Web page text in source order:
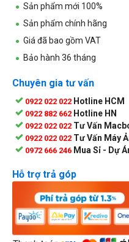
Sản phẩm mới 100%
Sản phẩm chính hãng
Giá đã bao gồm VAT
Bảo hành 36 tháng
Chuyên gia tư vấn
0922 022 022 Hotline HCM
0922 882 662 Hotline HN
0922 022 022 Tư Vấn
0922 022 022 Tư Vấn Máy
0972 666 246 Mua Sỉ - Dự
Hỗ trợ trả góp